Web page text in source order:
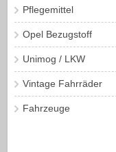
Pflegemittel
Opel Bezugstoff
Unimog / LKW
Vintage Fahrräder
Fahrzeuge